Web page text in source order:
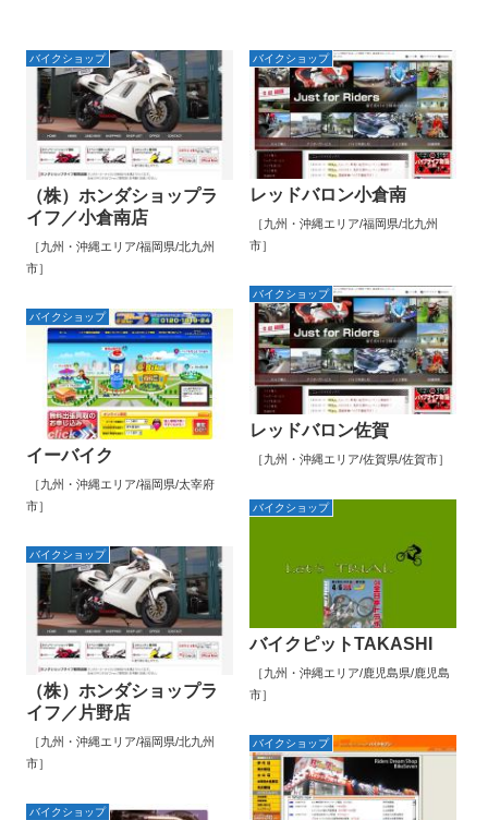
バイクショップ
（株）ホンダショップラ
イフ／小倉南店
［九州・沖縄エリア/福岡県/北九州
市］
バイクショップ
レッドバロン小倉南
［九州・沖縄エリア/福岡県/北九州
市］
バイクショップ
レッドバロン佐賀
［九州・沖縄エリア/佐賀県/佐賀市］
バイクショップ
イーバイク
［九州・沖縄エリア/福岡県/太宰府
市］
バイクショップ
バイクピットTAKASHI
［九州・沖縄エリア/鹿児島県/鹿児島
市］
バイクショップ
（株）ホンダショップラ
イフ／片野店
［九州・沖縄エリア/福岡県/北九州
市］
バイクショップ
バイクショップ